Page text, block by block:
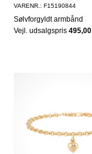
VARENR.: F15190844
Sølvforgyldt armbånd
Vejl. udsalgspris 495,00